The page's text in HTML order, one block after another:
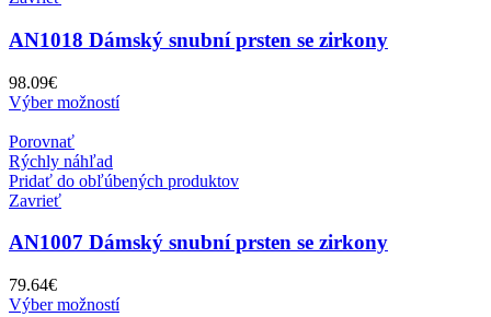
AN1018 Dámský snubní prsten se zirkony
98.09€
Výber možností
Porovnať
Rýchly náhľad
Pridať do obľúbených produktov
Zavrieť
AN1007 Dámský snubní prsten se zirkony
79.64€
Výber možností